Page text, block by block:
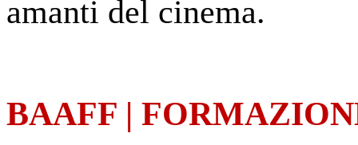
amanti del cinema.
BAAFF |